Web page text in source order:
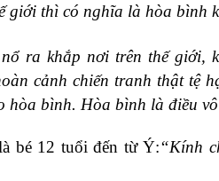
giới thì có nghĩa là hòa bình
ra khắp nơi trên thế giới,
cảnh chiến tranh thật tệ
hòa bình. Hòa bình là điều
bé 12 tuổi đến từ Ý:“Kính